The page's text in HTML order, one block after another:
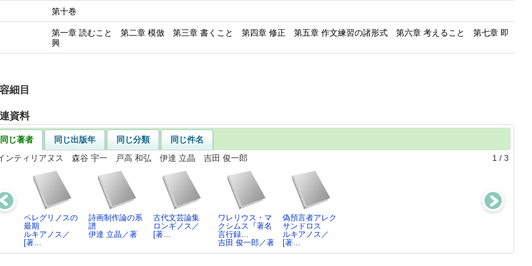
第十巻
第一章 読むこと 第二章 模倣 第三章 書くこと 第四章 修正 第五章 作文練習の諸形式 第六章 考えること 第七章 即
興
細目
資料
同じ著者 同じ出版年 同じ分類
同じ件名
ンティリアヌス 森谷 宇一 戸高 和弘 伊達 立晶 吉田 俊一郎
1 / 3
ペレグリノスの
最期
ルキアノス／
[著…
詩画制作論の系
譜
伊達 立晶／著
古代文芸論集
ロンギノス／
[著…
ワレリウス・マ
クシムス『著名
言行録…
吉田 俊一郎／著
偽預言者アレク
サンドロス
ルキアノス／
[著…